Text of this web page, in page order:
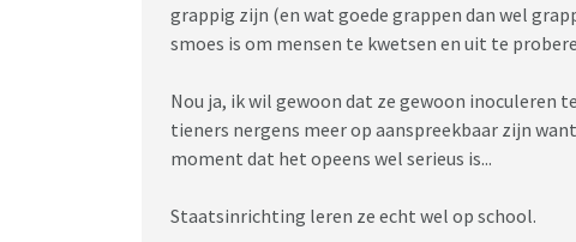
grappig zijn (en wat goede grappen dan wel
smoes is om mensen te kwetsen en uit te
Nou ja, ik wil gewoon dat ze gewoon inoculeren
tieners nergens meer op aanspreekbaar zijn
moment dat het opeens wel serieus is...
Staatsinrichting leren ze echt wel op school.